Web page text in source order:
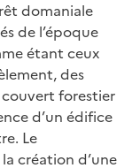
domaniale
de l’époque
étant ceux
des
couvert forestier
d’un édifice
Le
création d’une